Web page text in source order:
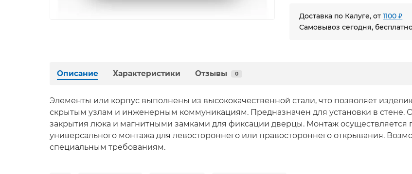
Доставка по Калуге, от1100 ₽
Самовывоз сегодня,
Описание Характеристики Отзывы 0
Элементы или корпус выполнены из высококачественной стали, что позволяет
скрытым узлам и инженерным коммуникациям. Предназначен для установки в стене.
закрытия люка и магнитными замками для фиксации дверцы. Монтаж
универсального монтажа для левостороннего или правостороннего открывания.
специальным требованиям.